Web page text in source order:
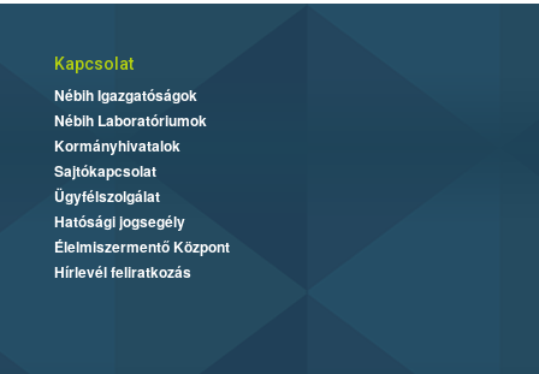
Kapcsolat
Nébih Igazgatóságok
Nébih Laboratóriumok
Kormányhivatalok
Sajtókapcsolat
Ügyfélszolgálat
Hatósági jogsegély
Élelmiszermentő Központ
Hírlevél feliratkozás